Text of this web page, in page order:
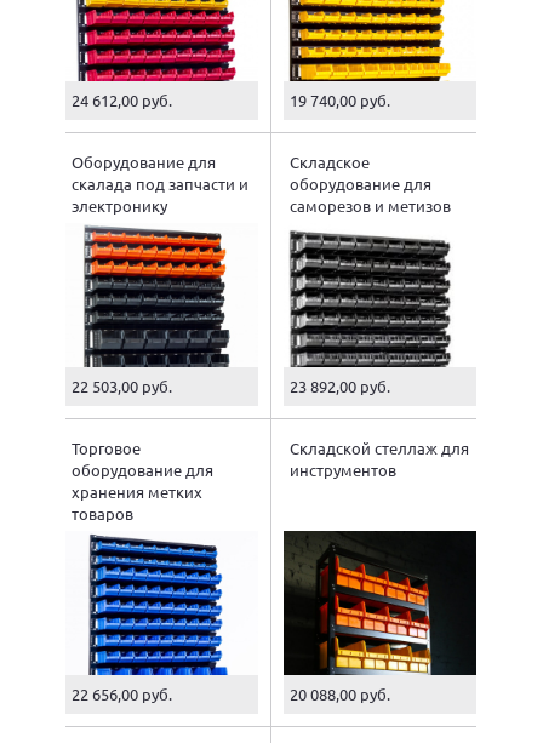
24 612,00 руб. 19 740,00 руб.
Оборудование для
скалада под запчасти и
электронику
22 503,00 руб.
Складское
оборудование для
саморезов и метизов
23 892,00 руб.
Торговое
оборудование для
хранения метких
товаров
22 656,00 руб.
Складской стеллаж для
инструментов
20 088,00 руб.